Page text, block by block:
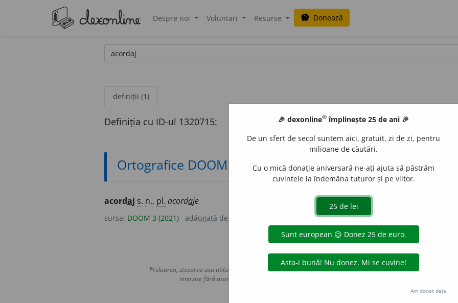
Despre noi Voluntari Resurse savings Donează
definiții (1)
Definiția cu ID-ul 1320715:
Ortografice DOOM
acordaj s. n., pl. acordaje
sursa: DOOM 3 (2021) adăugată de
Copyright © 2004-2026 dexonline (https://dexonline.ro)
Preluarea, stocarea sau utilizarea datelor de pe acest site, inclusiv prin orice metode de extragere automată
interzise fără acordul nostru prealabil scris, cu excepția seturilor de date oferite oficial spre utilizare
Hosterion
🎉 dexonline® împlinește 25 de ani 🎉
De un sfert de secol suntem aici, gratuit, zi de zi, pentru
milioane de căutări.
Cu o mică donație aniversară ne-ați ajuta să păstrăm
cuvintele la îndemâna tuturor și pe viitor.
Am donat deja.